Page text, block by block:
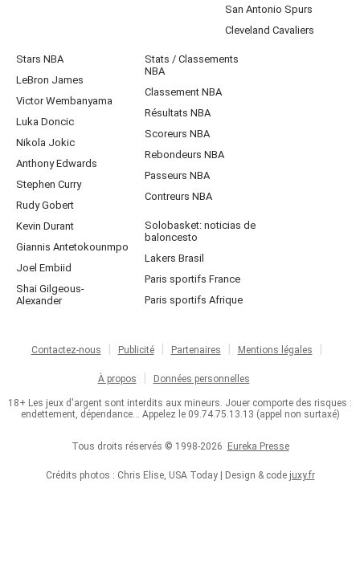
San Antonio Spurs
Cleveland Cavaliers
Stars NBA
LeBron James
Victor Wembanyama
Luka Doncic
Nikola Jokic
Anthony Edwards
Stephen Curry
Rudy Gobert
Kevin Durant
Giannis Antetokounmpo
Joel Embiid
Shai Gilgeous-
Alexander
Stats / Classements
NBA
Classement NBA
Résultats NBA
Scoreurs NBA
Rebondeurs NBA
Passeurs NBA
Contreurs NBA
Solobasket: noticias de
baloncesto
Lakers Brasil
Paris sportifs France
Paris sportifs Afrique
Contactez-nous Publicité Partenaires Mentions légales
À propos Données personnelles
18+ Les jeux d'argent sont interdits aux mineurs. Jouer comporte des risques :
endettement, dépendance... Appelez le 09.74.75.13.13 (appel non surtaxé)
Tous droits réservés © 1998-2026 Eureka Presse
Crédits photos : Chris Elise, USA Today | Design & code juxy.fr